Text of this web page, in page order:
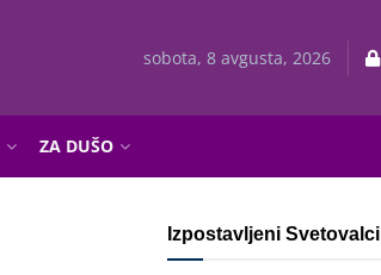
sobota, 8 avgusta, 2026
ZA DUŠO
Izpostavljeni Svetovalci